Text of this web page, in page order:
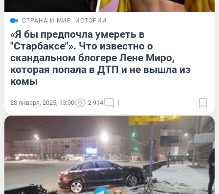
СТРАНА И МИР ИСТОРИИ
«Я бы предпочла умереть в
"Старбаксе"». Что известно о
скандальном блогере Лене Миро,
которая попала в ДТП и не вышла из
комы
28 января, 2025, 13:00 2 914 1